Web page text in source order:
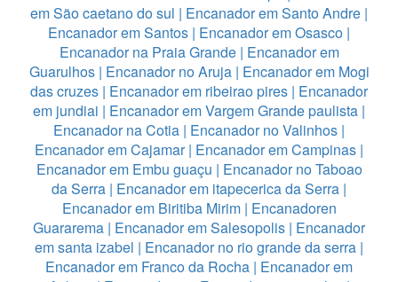
em São caetano do sul | Encanador em Santo Andre |
Encanador em Santos | Encanador em Osasco |
Encanador na Praia Grande| Encanador em
Guarulhos| Encanador no Aruja| Encanador em Mogi
das cruzes | Encanador em ribeirao pires | Encanador
em jundiai | Encanador em Vargem Grande paulista |
Encanador na Cotia | Encanador no Valinhos |
Encanador em Cajamar| Encanador em Campinas |
Encanador em Embu guaçu | Encanador no Taboao
da Serra | Encanador em itapecerica da Serra |
Encanador em Biritiba Mirim| Encanadoren
Guararema | Encanador em Salesopolis | Encanador
em santa izabel | Encanador no rio grande da serra |
Encanador em Franco da Rocha | Encanador em